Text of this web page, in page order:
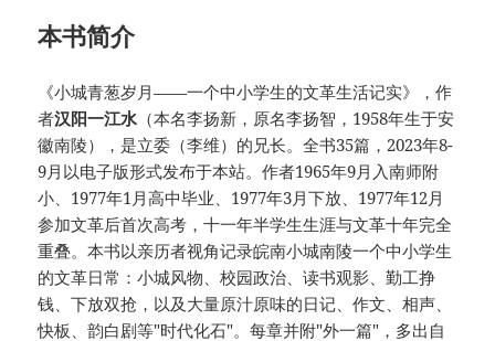
本书简介
《小城青葱岁月——一个中小学生的文革生活记实》，作
者汉阳一江水（本名李扬新，原名李扬智，1958年生于安
徽南陵），是立委（李维）的兄长。全书35篇，2023年8-
9月以电子版形式发布于本站。作者1965年9月入南师附
小、1977年1月高中毕业、1977年3月下放、1977年12月
参加文革后首次高考，十一年半学生生涯与文革十年完全
重叠。本书以亲历者视角记录皖南小城南陵一个中小学生
的文革日常：小城风物、校园政治、读书观影、勤工挣
钱、下放双抢，以及大量原汁原味的日记、作文、相声、
快板、韵白剧等"时代化石"。每章并附"外一篇"，多出自